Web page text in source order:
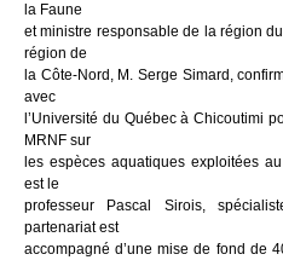
la Faune
et ministre responsable de la région
région de
la Côte-Nord, M. Serge Simard,
avec
l’Université du Québec à Chicoutimi
MRNF sur
les espèces aquatiques exploitées
est le
professeur Pascal Sirois,
partenariat est
accompagné d’une mise de fond de